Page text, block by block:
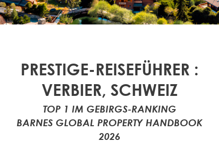
PRESTIGE-REISEFÜHRER :
VERBIER, SCHWEIZ
TOP 1 IM GEBIRGS-RANKING
BARNES GLOBAL PROPERTY HANDBOOK
2026